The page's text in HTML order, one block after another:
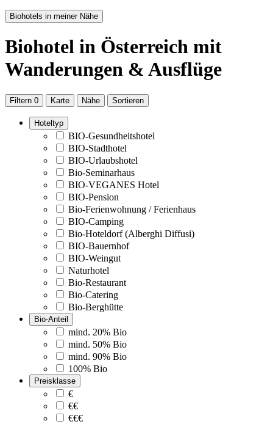
Biohotels in meiner Nähe
Biohotel in Österreich mit
Wanderungen & Ausflüge
Filtern 0 Karte Nähe Sortieren
Hoteltyp
BIO-Gesundheitshotel
BIO-Stadthotel
BIO-Urlaubshotel
Bio-Seminarhaus
BIO-VEGANES Hotel
BIO-Pension
Bio-Ferienwohnung / Ferienhaus
BIO-Camping
Bio-Hoteldorf (Alberghi Diffusi)
BIO-Bauernhof
BIO-Weingut
Naturhotel
Bio-Restaurant
Bio-Catering
Bio-Berghütte
Bio-Anteil
mind. 20% Bio
mind. 50% Bio
mind. 90% Bio
100% Bio
Preisklasse
€
€€
€€€